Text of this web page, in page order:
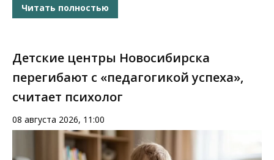
Читать полностью
Детские центры Новосибирска
перегибают с «педагогикой успеха»,
считает психолог
08 августа 2026, 11:00